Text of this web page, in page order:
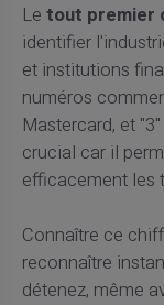
Le tout premier
identifier
et institutions
numéros
Mastercard, et
crucial car il
efficacement les
Connaître ce
reconnaître
détenez, même